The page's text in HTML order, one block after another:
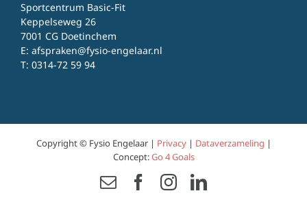
Sportcentrum Basic-Fit
Keppelseweg 26
7001 CG Doetinchem
E: afspraken@fysio-engelaar.nl
T: 0314-72 59 94
Copyright © Fysio Engelaar | Privacy| Dataverzameling |
Concept:Go 4 Goals
Email Facebook
Instagram
LinkedIn